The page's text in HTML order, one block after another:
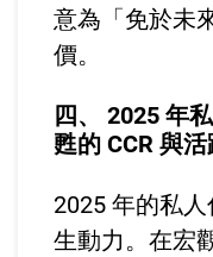
意為「免於未
價。
四、 2025 年
甦的 CCR 與
2025 年的私
生動力。在宏